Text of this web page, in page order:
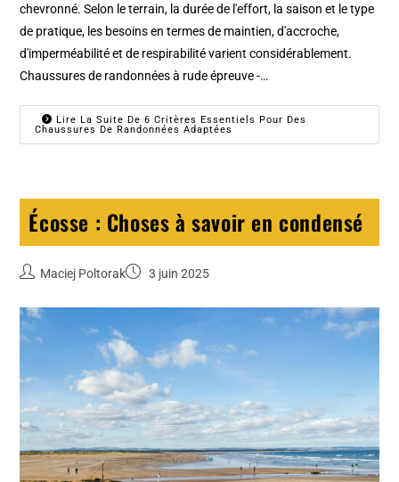
chevronné. Selon le terrain, la durée de l'effort, la saison et le type
de pratique, les besoins en termes de maintien, d'accroche,
d'imperméabilité et de respirabilité varient considérablement.
Chaussures de randonnées à rude épreuve -…
Lire La Suite De 6 Critères Essentiels Pour Des
Chaussures De Randonnées Adaptées
Écosse : Choses à savoir en condensé
Maciej Poltorak 3 juin 2025